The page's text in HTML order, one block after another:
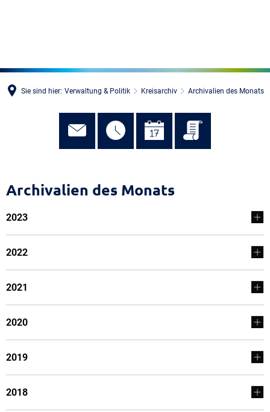
Sie sind hier: Verwaltung & Politik Kreisarchiv Archivalien des Monats
Archivalien des Monats
2023
2022
2021
2020
2019
2018